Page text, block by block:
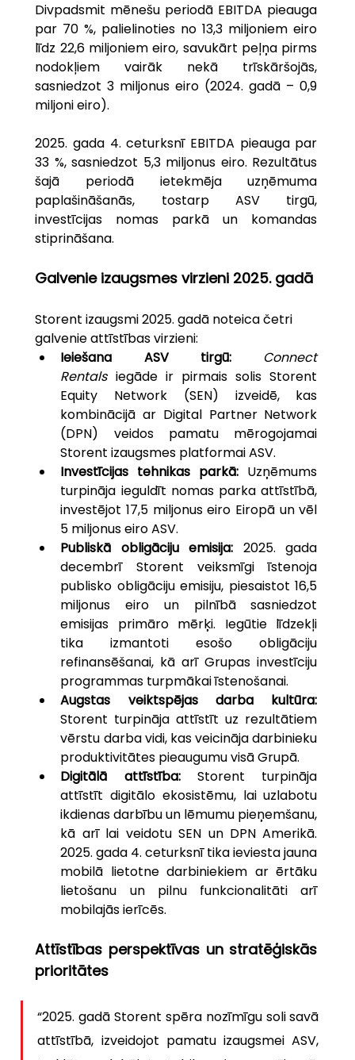
Divpadsmit mēnešu periodā EBITDA pieauga
par 70 %, palielinoties no 13,3 miljoniem eiro
līdz 22,6 miljoniem eiro, savukārt peļņa pirms
nodokļiem vairāk nekā trīskāršojās,
sasniedzot 3 miljonus eiro (2024. gadā – 0,9
miljoni eiro).
2025. gada 4. ceturksnī EBITDA pieauga par
33 %, sasniedzot 5,3 miljonus eiro. Rezultātus
šajā periodā ietekmēja uzņēmuma
paplašināšanās, tostarp ASV tirgū,
investīcijas nomas parkā un komandas
stiprināšana.
Galvenie izaugsmes virzieni 2025. gadā
Storent izaugsmi 2025. gadā noteica četri
galvenie attīstības virzieni:
Ieiešana ASV tirgū: Connect
Rentals iegāde ir pirmais solis Storent
Equity Network (SEN) izveidē, kas
kombinācijā ar Digital Partner Network
(DPN) veidos pamatu mērogojamai
Storent izaugsmes platformai ASV.
Investīcijas tehnikas parkā: Uzņēmums
turpināja ieguldīt nomas parka attīstībā,
investējot 17,5 miljonus eiro Eiropā un vēl
5 miljonus eiro ASV.
Publiskā obligāciju emisija: 2025. gada
decembrī Storent veiksmīgi īstenoja
publisko obligāciju emisiju, piesaistot 16,5
miljonus eiro un pilnībā sasniedzot
emisijas primāro mērķi. Iegūtie līdzekļi
tika izmantoti esošo obligāciju
refinansēšanai, kā arī Grupas investīciju
programmas turpmākai īstenošanai.
Storent turpināja attīstīt uz rezultātiem
vērstu darba vidi, kas veicināja darbinieku
produktivitātes pieaugumu visā Grupā.
Digitālā attīstība: Storent turpināja
attīstīt digitālo ekosistēmu, lai uzlabotu
ikdienas darbību un lēmumu pieņemšanu,
kā arī lai veidotu SEN un DPN Amerikā.
2025. gada 4. ceturksnī tika ieviesta jauna
mobilā lietotne darbiniekiem ar ērtāku
lietošanu un pilnu funkcionalitāti arī
mobilajās ierīcēs.
Attīstības perspektīvas un stratēģiskās
prioritātes
“2025. gadā Storent spēra nozīmīgu soli savā
attīstībā, izveidojot pamatu izaugsmei ASV,